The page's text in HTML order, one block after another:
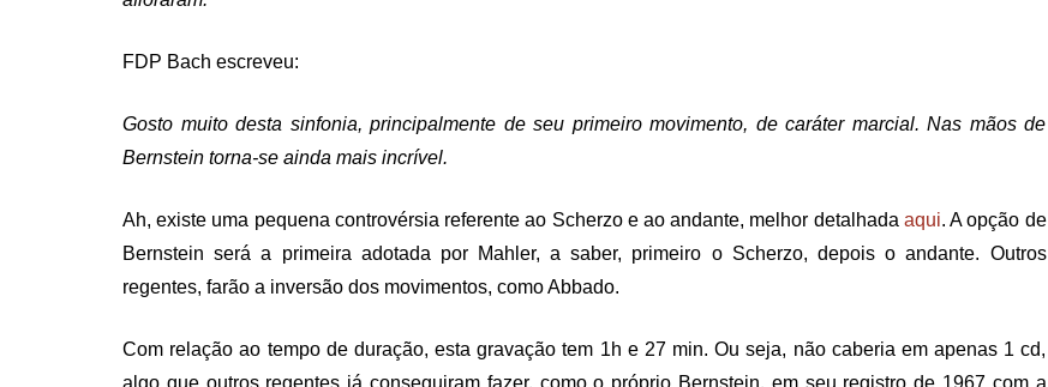
FDP Bach escreveu:
Gosto muito desta sinfonia, principalmente de seu primeiro movimento, de caráter marcial. Nas mãos de
Bernstein torna-se ainda mais incrível.
Ah, existe uma pequena controvérsia referente ao Scherzo e ao andante, melhor detalhada aqui. A opção de
Bernstein será a primeira adotada por Mahler, a saber, primeiro o Scherzo, depois o andante. Outros
regentes, farão a inversão dos movimentos, como Abbado.
Com relação ao tempo de duração, esta gravação tem 1h e 27 min. Ou seja, não caberia em apenas 1 cd,
algo que outros regentes já conseguiram fazer, como o próprio Bernstein, em seu registro de 1967 com a